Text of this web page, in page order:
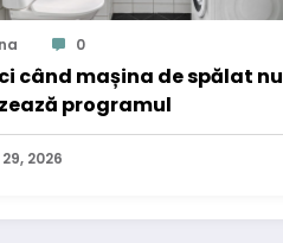
0
când mașina de spălat nu
programul
2026